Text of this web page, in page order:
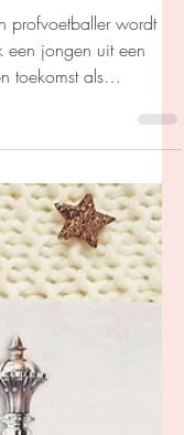
profvoetballer wordt
een jongen uit een
toekomst als